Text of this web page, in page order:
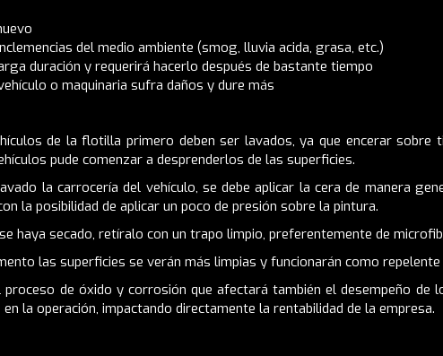
del medio ambiente (smog, lluvia acida, grasa, etc.)
duración y requerirá hacerlo después de bastante tiempo
o maquinaria sufra daños y dure más
de la flotilla primero deben ser lavados, ya que encerar
pude comenzar a desprenderlos de las superficies.
la carrocería del vehículo, se debe aplicar la cera de manera
la posibilidad de aplicar un poco de presión sobre la pintura.
haya secado, retíralo con un trapo limpio, preferentemente de
las superficies se verán más limpias y funcionarán como
de óxido y corrosión que afectará también el desempeño
la operación, impactando directamente la rentabilidad de la empresa.